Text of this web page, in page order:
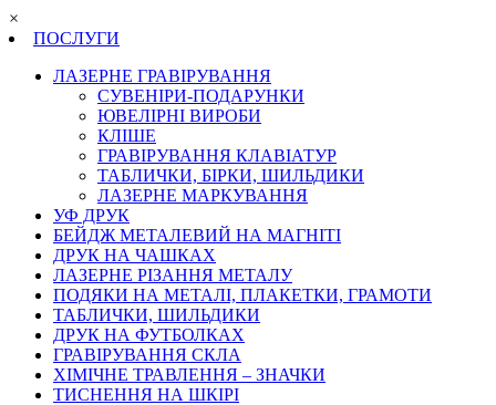
×
ПОСЛУГИ
ЛАЗЕРНЕ ГРАВІРУВАННЯ
СУВЕНІРИ-ПОДАРУНКИ
ЮВЕЛІРНІ ВИРОБИ
КЛІШЕ
ГРАВІРУВАННЯ КЛАВІАТУР
ТАБЛИЧКИ, БІРКИ, ШИЛЬДИКИ
ЛАЗЕРНЕ МАРКУВАННЯ
УФ ДРУК
БЕЙДЖ МЕТАЛЕВИЙ НА МАГНІТІ
ДРУК НА ЧАШКАХ
ЛАЗЕРНЕ РІЗАННЯ МЕТАЛУ
ПОДЯКИ НА МЕТАЛІ, ПЛАКЕТКИ, ГРАМОТИ
ТАБЛИЧКИ, ШИЛЬДИКИ
ДРУК НА ФУТБОЛКАХ
ГРАВІРУВАННЯ СКЛА
ХІМІЧНЕ ТРАВЛЕННЯ – ЗНАЧКИ
ТИСНЕННЯ НА ШКІРІ